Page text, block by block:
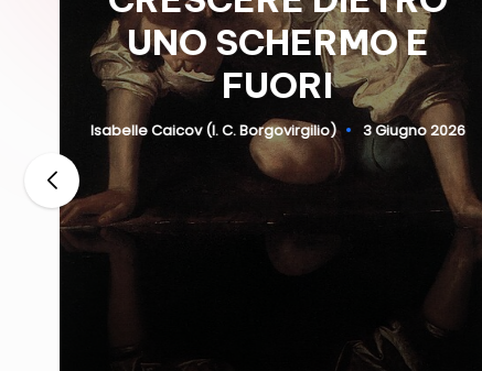
UNO SCHERMO E
FUORI
Posted
Isabelle Caicov (I. C. Borgovirgilio) 3 Giugno 2026